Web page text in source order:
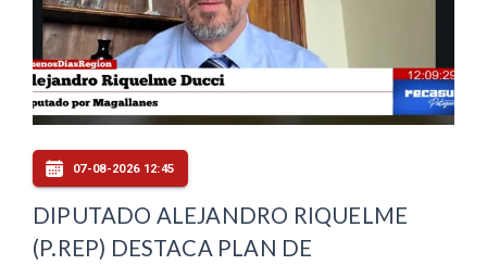
07-08-2026 12:45
DIPUTADO ALEJANDRO RIQUELME
(P.REP) DESTACA PLAN DE